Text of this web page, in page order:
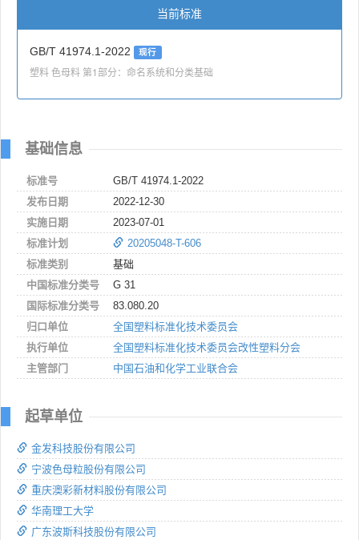
当前标准
GB/T 41974.1-2022 现行
塑料 色母料 第1部分：命名系统和分类基础
基础信息
标准号
GB/T 41974.1-2022
发布日期
2022-12-30
实施日期
2023-07-01
标准计划
20205048-T-606
标准类别
基础
中国标准分类号
G 31
国际标准分类号
83.080.20
归口单位
全国塑料标准化技术委员会
执行单位
全国塑料标准化技术委员会改性塑料分会
主管部门
中国石油和化学工业联合会
起草单位
金发科技股份有限公司
宁波色母粒股份有限公司
重庆澳彩新材料股份有限公司
华南理工大学
广东波斯科技股份有限公司